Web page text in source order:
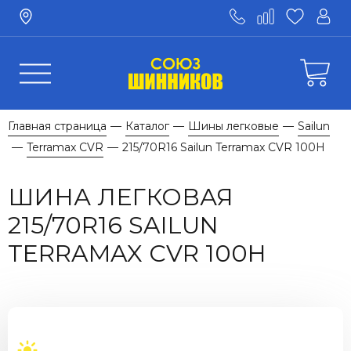
Главная страница — Каталог — Шины легковые — Sailun
— Terramax CVR — 215/70R16 Sailun Terramax CVR 100H
ШИНА ЛЕГКОВАЯ
215/70R16 SAILUN
TERRAMAX CVR 100H